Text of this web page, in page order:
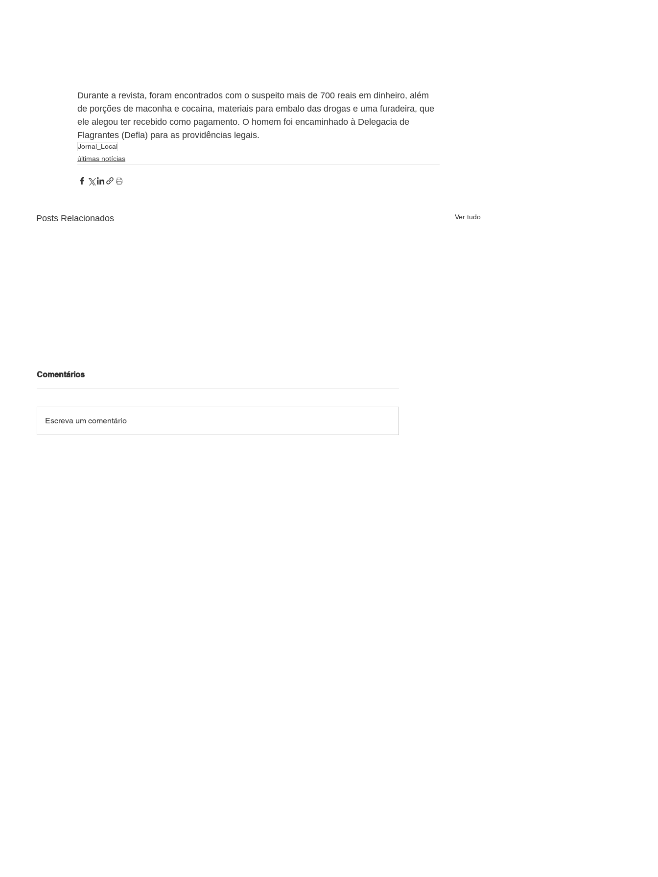
Durante a revista, foram encontrados com o suspeito mais de 700 reais em dinheiro, além
de porções de maconha e cocaína, materiais para embalo das drogas e uma furadeira, que
ele alegou ter recebido como pagamento. O homem foi encaminhado à Delegacia de
Flagrantes (Defla) para as providências legais.
Jornal_Local
últimas notícias
Posts Relacionados Ver tudo
Comentários
Escreva um comentário